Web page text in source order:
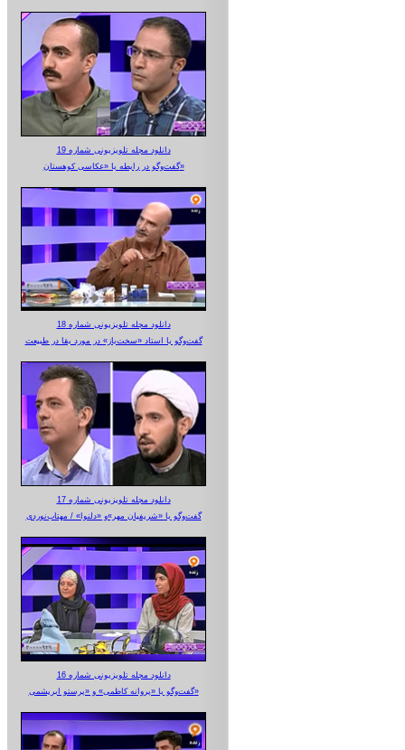
دانلود مجله تلویزیونی شماره 19
گفت‌وگو در رابطه با «عکاسی کوهستان»
دانلود مجله تلویزیونی شماره 18
گفت‌وگو با استاد «سخت‌باز» در مورد بقا در طبیعت
دانلود مجله تلویزیونی شماره 17
گفت‌وگو با «شریفیان مهر»‌و «دلنوا» / مهتاب‌نوردی
دانلود مجله تلویزیونی شماره 16
گفت‌وگو با «پروانه کاظمی» و «پرستو‌ ابریشمی»